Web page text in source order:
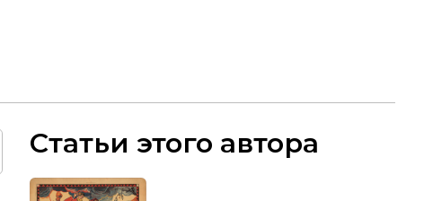
Статьи этого автора